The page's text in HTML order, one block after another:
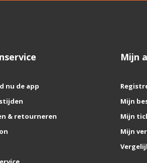
nu de app
& retourneren
Mijn
Mijn
Mijn
Mijn